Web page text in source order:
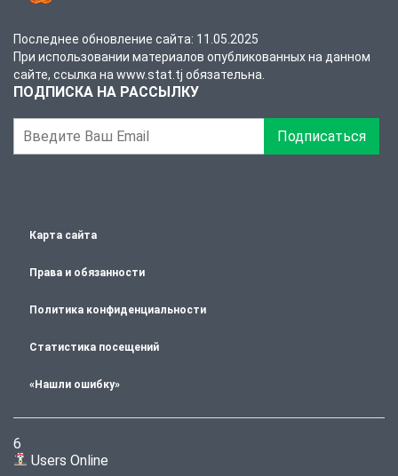
Последнее обновление сайта: 11.05.2025
При использовании материалов опубликованных на данном
сайте, ссылка на www.stat.tj обязательна.
ПОДПИСКА НА РАССЫЛКУ
Подписаться
Карта сайта
Права и обязанности
Политика конфиденциальности
Статистика посещений
«Нашли ошибку»
6
Users Online